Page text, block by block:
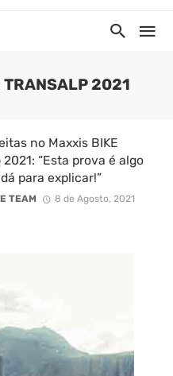
TRANSALP 2021
no Maxxis BIKE
“Esta prova é algo
para explicar!”
TEAM 8 de Agosto, 2021